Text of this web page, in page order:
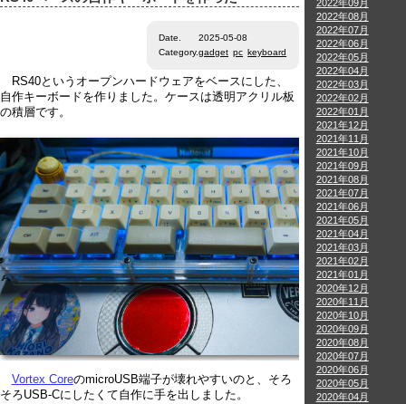
Date.
2025-05-08
Category.gadget pc keyboard
RS40というオープンハードウェアをベースにした、
自作キーボードを作りました。ケースは透明アクリル板
の積層です。
Vortex CoreのmicroUSB端子が壊れやすいのと、そろ
そろUSB-Cにしたくて自作に手を出しました。
2022年09月
2022年08月
2022年07月
2022年06月
2022年05月
2022年04月
2022年03月
2022年02月
2022年01月
2021年12月
2021年11月
2021年10月
2021年09月
2021年08月
2021年07月
2021年06月
2021年05月
2021年04月
2021年03月
2021年02月
2021年01月
2020年12月
2020年11月
2020年10月
2020年09月
2020年08月
2020年07月
2020年06月
2020年05月
2020年04月